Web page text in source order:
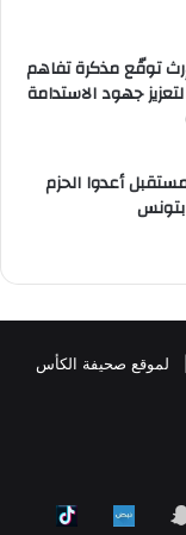
توقّع مذكرة تفاهم
جهود الاستدامة
أعدوا الحزم
| لموقع صحيفة الكأس
Snapchat
Nabd